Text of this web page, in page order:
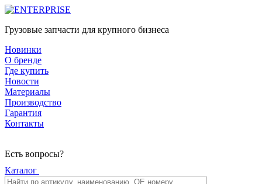
Грузовые запчасти для крупного бизнеса
Новинки
О бренде
Где купить
Новости
Материалы
Производство
Гарантия
Контакты
Есть вопросы?
Каталог